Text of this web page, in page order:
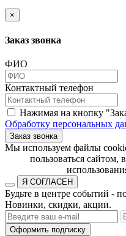
×
Заказ звонка
ФИО
Контактный телефон
Нажимая на кнопку
Обработку персональных
Заказ звонка
​​​​​​​Мы используем файлы
пользоваться сайтом,
Я СОГЛАСЕН
Будьте в центре событий -
Новинки, скидки, акции.
Оформить подписку